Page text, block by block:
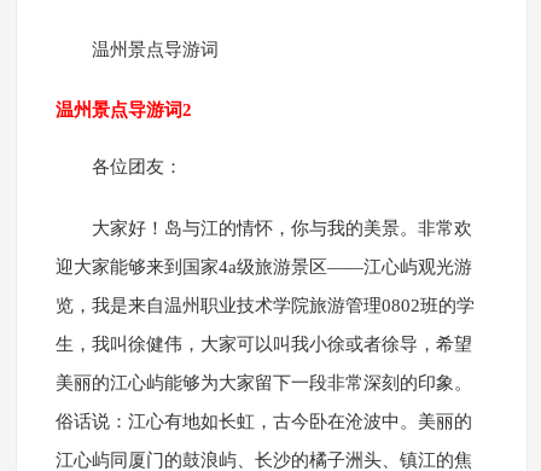
温州景点导游词
温州景点导游词2
各位团友：
大家好！岛与江的情怀，你与我的美景。非常欢
迎大家能够来到国家4a级旅游景区——江心屿观光游
览，我是来自温州职业技术学院旅游管理0802班的学
生，我叫徐健伟，大家可以叫我小徐或者徐导，希望
美丽的江心屿能够为大家留下一段非常深刻的印象。
俗话说：江心有地如长虹，古今卧在沧波中。美丽的
江心屿同厦门的鼓浪屿、长沙的橘子洲头、镇江的焦